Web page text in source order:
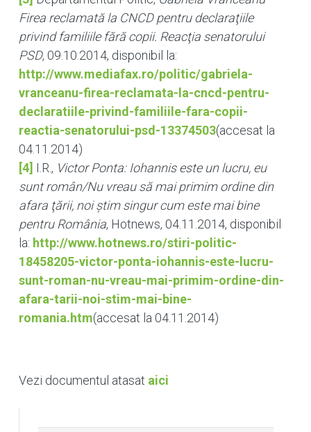
Firea reclamată la CNCD pentru declaraţiile
privind familiile fără copii. Reacţia senatorului
PSD, 09.10.2014, disponibil la:
http://www.mediafax.ro/politic/gabriela-
vranceanu-firea-reclamata-la-cncd-pentru-
declaratiile-privind-familiile-fara-copii-
reactia-senatorului-psd-13374503(accesat la
04.11.2014)
[4] I.R., Victor Ponta: Iohannis este un lucru, eu
sunt român/Nu vreau să mai primim ordine din
afara ţării, noi ştim singur cum este mai bine
pentru România, Hotnews, 04.11.2014, disponibil
la: http://www.hotnews.ro/stiri-politic-
18458205-victor-ponta-iohannis-este-lucru-
sunt-roman-nu-vreau-mai-primim-ordine-din-
afara-tarii-noi-stim-mai-bine-
romania.htm(accesat la 04.11.2014)
Vezi documentul atasat aici